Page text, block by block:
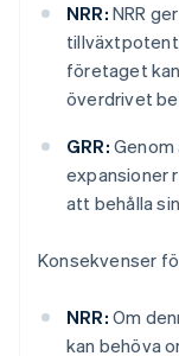
NRR: NRR
företaget
överdrivet
GRR:
expansioner
att behålla
Konsekvenser
NRR: Om
kan behöva